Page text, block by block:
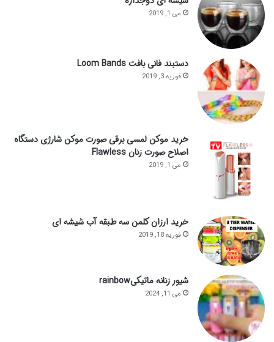
می 1, 2019
دستبند فانی بافت Loom Bands
فوریه 3, 2019
خرید موکن لمسی برقی صورت موکن شارژی دستگاه
اصلاح صورت زنان Flawless
می 1, 2019
خرید ارزان کلمن سه طبقه آب شیشه ای
فوریه 18, 2019
شیور زنانه ماتیکیrainbow
می 11, 2024